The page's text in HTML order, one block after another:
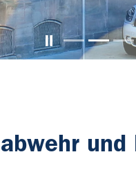
Carousel
und